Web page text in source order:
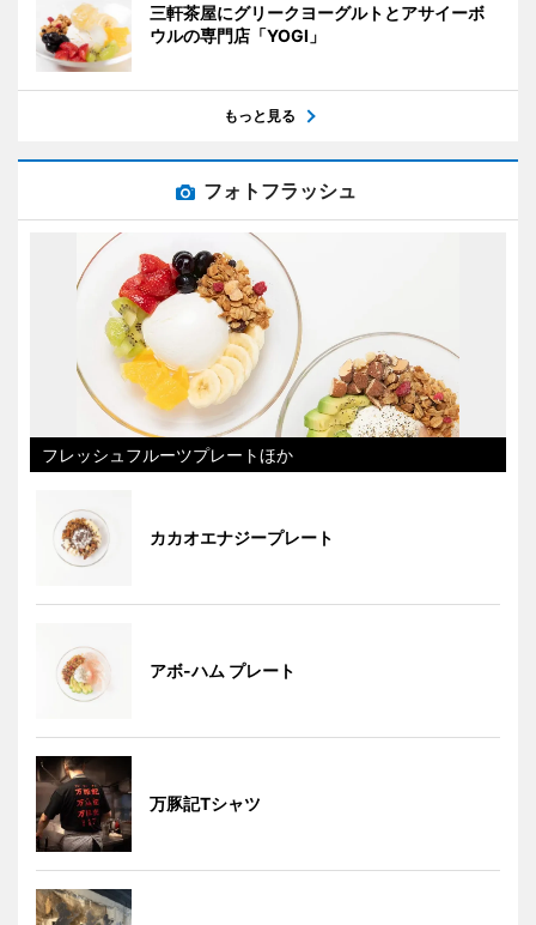
三軒茶屋にグリークヨーグルトとアサイーボ
ウルの専門店「YOGI」
もっと見る
フォトフラッシュ
フレッシュフルーツプレートほか
カカオエナジープレート
アボ-ハム プレート
万豚記Tシャツ